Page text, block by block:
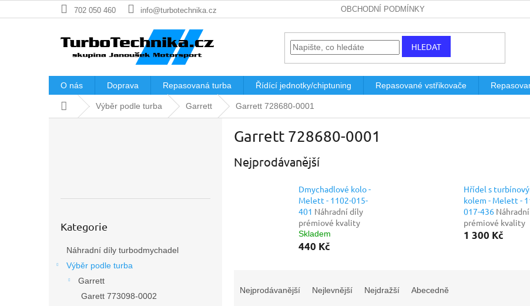
na
702 050 460 info@turbotechnika.cz OBCHODNÍ PODMÍNKY
HLEDAT
O nás Doprava Repasovaná turba Řídící jednotky/chiptuning Repasované vstřikovače
Domů Výběr podle turba Garrett Garrett 728680-0001
kategorie
Kategorie
Náhradní díly turbodmychadel
Výběr podle turba
Garrett
Garett 773098-0002
Garrett 728680-0001
Nejprodávanější
Dmychadlové kolo -
Melett - 1102-015-
401 Náhradní díly
prémiové kvality
Skladem
440 Kč
Hřídel s
kolem - Melett -
017-436
prémiové kvality
1 300 Kč
Nejprodávanější Nejlevnější Nejdražší Abecedně